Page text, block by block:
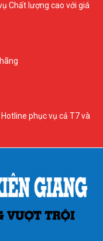
Chất lượng cao với giá
phục vụ cả T7 và